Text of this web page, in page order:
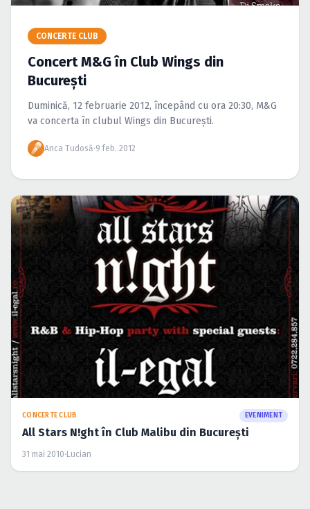
Caută în site...
CONCERTE CLUB
Concert M&G în Club Wings din
Bucureşti
Duminică, 12 februarie 2012, începând cu ora 20:30, M&G
va concerta în clubul Wings din Bucureşti.
Anca Tudosă·9 feb. 2012
CONCERTE CLUB EVENIMENT
All Stars N!ght în Club Malibu din Bucureşti
31 mai 2010· Lucian